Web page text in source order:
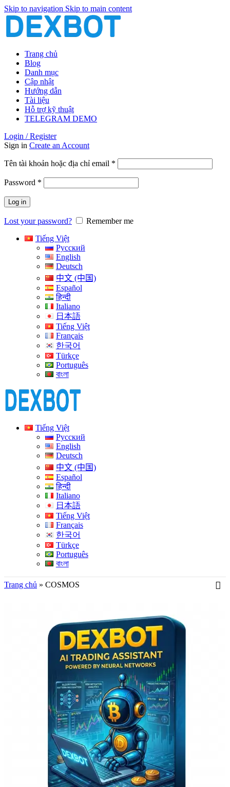
Skip to navigation Skip to main content
Trang chủ
Blog
Danh mục
Cập nhật
Hướng dẫn
Tài liệu
Hỗ trợ kỹ thuật
TELEGRAM DEMO
Login / Register
Sign in Create an Account
Tên tài khoản hoặc địa chỉ email *
buộc
Password *
buộc
Log in
Lost your password?
Remember me
Tiếng Việt
Русский
English
Deutsch
中文 (中国)
Español
हिन्दी
Italiano
日本語
Tiếng Việt
Français
한국어
Türkçe
Português
বাংলা
Tiếng Việt
Русский
English
Deutsch
中文 (中国)
Español
हिन्दी
Italiano
日本語
Tiếng Việt
Français
한국어
Türkçe
Português
বাংলা
Trang chủ » COSMOS